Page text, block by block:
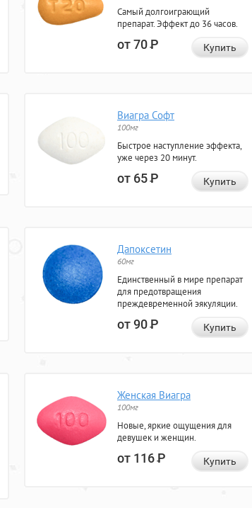
Самый долгоиграющий
препарат. Эффект до 36 часов.
от 70Р Купить
Виагра Софт
100мг
Быстрое наступление эффекта,
уже через 20 минут.
от 65Р Купить
Дапоксетин
60мг
Единственный в мире препарат
для предотвращения
преждевременной эякуляции.
от 90Р Купить
Женская Виагра
100мг
Новые, яркие ощущения для
девушек и женщин.
от 116Р Купить